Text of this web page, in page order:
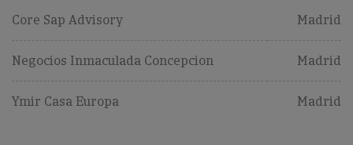
Core Sap Advisory Madrid
Negocios Inmaculada Concepcion Madrid
Ymir Casa Europa Madrid